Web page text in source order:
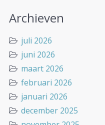
Archieven
juli 2026
juni 2026
maart 2026
februari 2026
januari 2026
december 2025